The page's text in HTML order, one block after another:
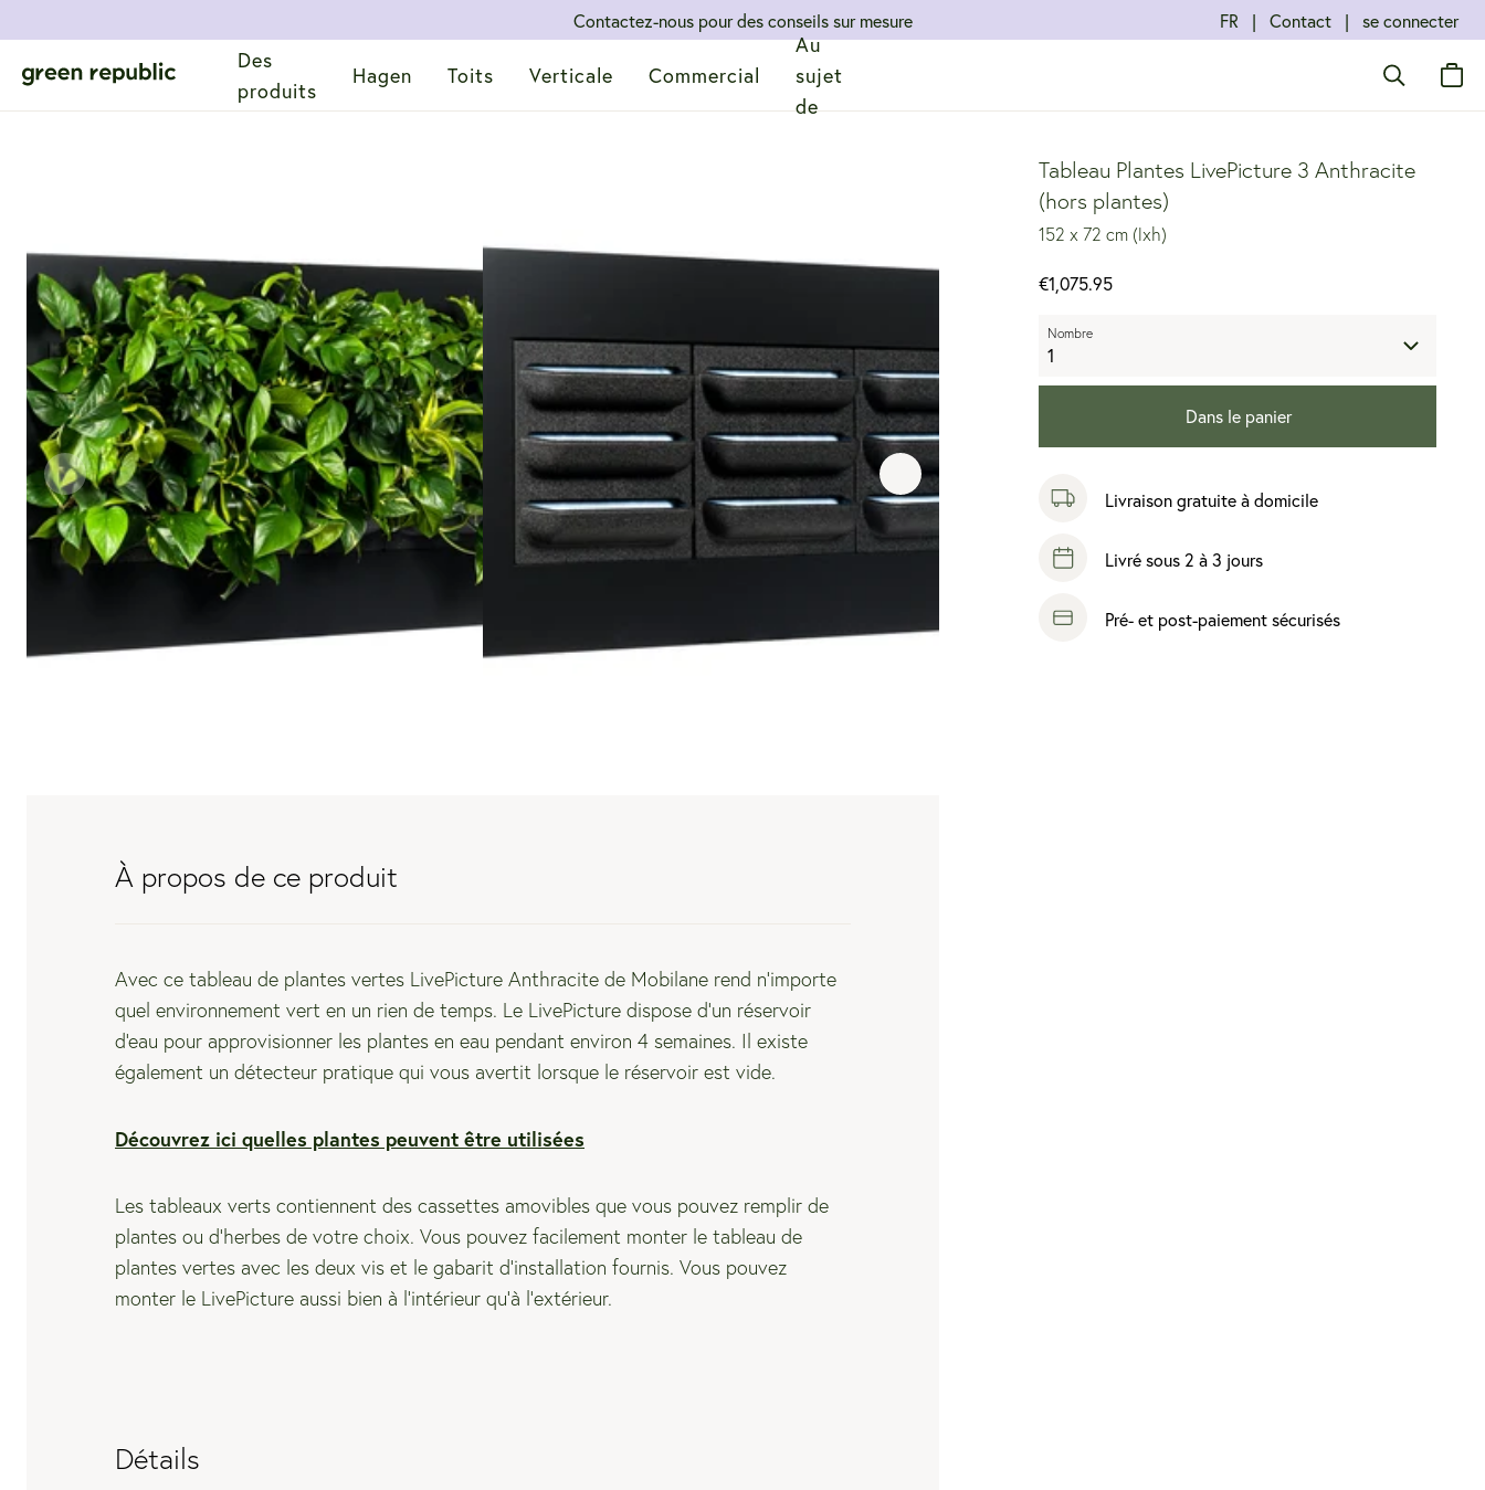
Contactez-nous pour des conseils sur mesure FR Contact se connecter
Des
produits
Hagen Toits Verticale Commercial
Au
sujet
de
Tableau Plantes LivePicture 3 Anthracite
(hors plantes)
152 x 72 cm (lxh)
€1,075.95
Nombre
1
Dans le panier
Livraison gratuite à domicile
Livré sous 2 à 3 jours
Pré- et post-paiement sécurisés
À propos de ce produit
Avec ce tableau de plantes vertes LivePicture Anthracite de Mobilane rend n'importe
quel environnement vert en un rien de temps. Le LivePicture dispose d'un réservoir
d'eau pour approvisionner les plantes en eau pendant environ 4 semaines. Il existe
également un détecteur pratique qui vous avertit lorsque le réservoir est vide.
Découvrez ici quelles plantes peuvent être utilisées
Les tableaux verts contiennent des cassettes amovibles que vous pouvez remplir de
plantes ou d'herbes de votre choix. Vous pouvez facilement monter le tableau de
plantes vertes avec les deux vis et le gabarit d'installation fournis. Vous pouvez
monter le LivePicture aussi bien à l’intérieur qu’à l’extérieur.
Détails